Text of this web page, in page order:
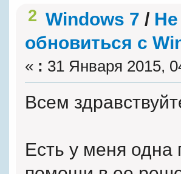
2 Windows 7 / Не
обновиться с
« : 31 Января 2015,
Всем
Есть у меня